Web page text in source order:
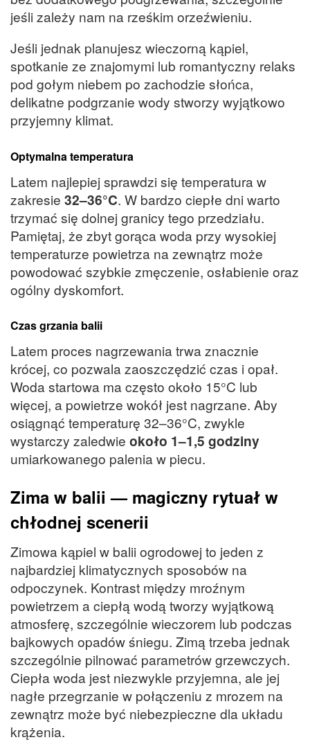
jeśli zależy nam na rześkim orzeźwieniu.
Jeśli jednak planujesz wieczorną kąpiel,
spotkanie ze znajomymi lub romantyczny relaks
pod gołym niebem po zachodzie słońca,
delikatne podgrzanie wody stworzy wyjątkowo
przyjemny klimat.
Optymalna temperatura
Latem najlepiej sprawdzi się temperatura w
zakresie 32–36°C. W bardzo ciepłe dni warto
trzymać się dolnej granicy tego przedziału.
Pamiętaj, że zbyt gorąca woda przy wysokiej
temperaturze powietrza na zewnątrz może
powodować szybkie zmęczenie, osłabienie oraz
ogólny dyskomfort.
Czas grzania balii
Latem proces nagrzewania trwa znacznie
krócej, co pozwala zaoszczędzić czas i opał.
Woda startowa ma często około 15°C lub
więcej, a powietrze wokół jest nagrzane. Aby
osiągnąć temperaturę 32–36°C, zwykle
wystarczy zaledwie około 1–1,5 godziny
umiarkowanego palenia w piecu.
Zima w balii — magiczny rytuał w
chłodnej scenerii
Zimowa kąpiel w balii ogrodowej to jeden z
najbardziej klimatycznych sposobów na
odpoczynek. Kontrast między mroźnym
powietrzem a ciepłą wodą tworzy wyjątkową
atmosferę, szczególnie wieczorem lub podczas
bajkowych opadów śniegu. Zimą trzeba jednak
szczególnie pilnować parametrów grzewczych.
Ciepła woda jest niezwykle przyjemna, ale jej
nagłe przegrzanie w połączeniu z mrozem na
zewnątrz może być niebezpieczne dla układu
krążenia.